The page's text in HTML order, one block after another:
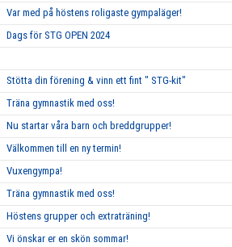
Var med på höstens roligaste gympaläger!
Dags för STG OPEN 2024
Stötta din förening & vinn ett fint " STG-kit"
Träna gymnastik med oss!
Nu startar våra barn och breddgrupper!
Välkommen till en ny termin!
Vuxengympa!
Träna gymnastik med oss!
Höstens grupper och extraträning!
Vi önskar er en skön sommar!